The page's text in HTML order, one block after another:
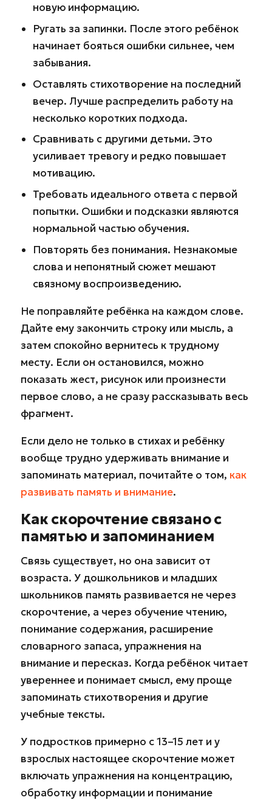
новую информацию.
Ругать за запинки. После этого ребёнок
начинает бояться ошибки сильнее, чем
забывания.
Оставлять стихотворение на последний
вечер. Лучше распределить работу на
несколько коротких подхода.
Сравнивать с другими детьми. Это
усиливает тревогу и редко повышает
мотивацию.
Требовать идеального ответа с первой
попытки. Ошибки и подсказки являются
нормальной частью обучения.
Повторять без понимания. Незнакомые
слова и непонятный сюжет мешают
связному воспроизведению.
Не поправляйте ребёнка на каждом слове.
Дайте ему закончить строку или мысль, а
затем спокойно вернитесь к трудному
месту. Если он остановился, можно
показать жест, рисунок или произнести
первое слово, а не сразу рассказывать весь
фрагмент.
Если дело не только в стихах и ребёнку
вообще трудно удерживать внимание и
запоминать материал, почитайте о том, как
развивать память и внимание.
Как скорочтение связано с
памятью и запоминанием
Связь существует, но она зависит от
возраста. У дошкольников и младших
школьников память развивается не через
скорочтение, а через обучение чтению,
понимание содержания, расширение
словарного запаса, упражнения на
внимание и пересказ. Когда ребёнок читает
увереннее и понимает смысл, ему проще
запоминать стихотворения и другие
учебные тексты.
У подростков примерно с 13–15 лет и у
взрослых настоящее скорочтение может
включать упражнения на концентрацию,
обработку информации и понимание